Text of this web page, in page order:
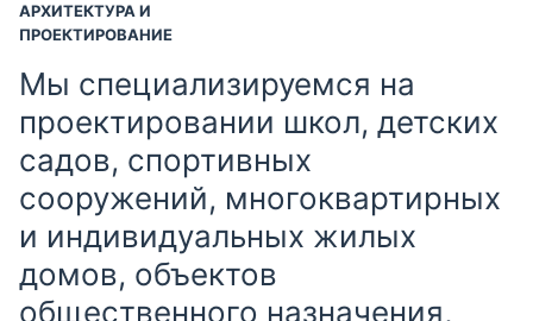
АРХИТЕКТУРА И
ПРОЕКТИРОВАНИЕ
Мы специализируемся на
проектировании школ, детских
садов, спортивных
сооружений, многоквартирных
и индивидуальных жилых
домов, объектов
общественного назначения,